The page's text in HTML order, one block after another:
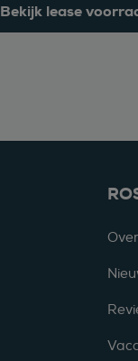
Bekijk lease